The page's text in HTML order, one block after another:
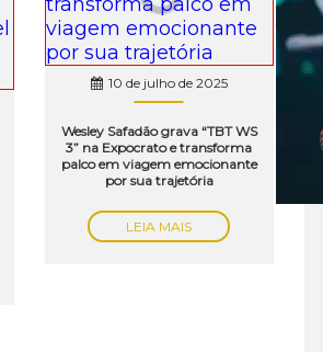
10 de julho de 2025
Wesley Safadão grava “TBT WS
3” na Expocrato e transforma
palco em viagem emocionante
por sua trajetória
LEIA MAIS